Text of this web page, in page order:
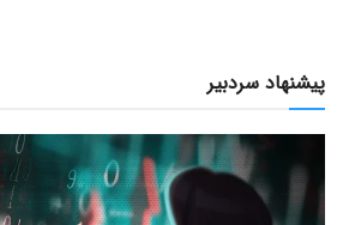
پیشنهاد سردبیر